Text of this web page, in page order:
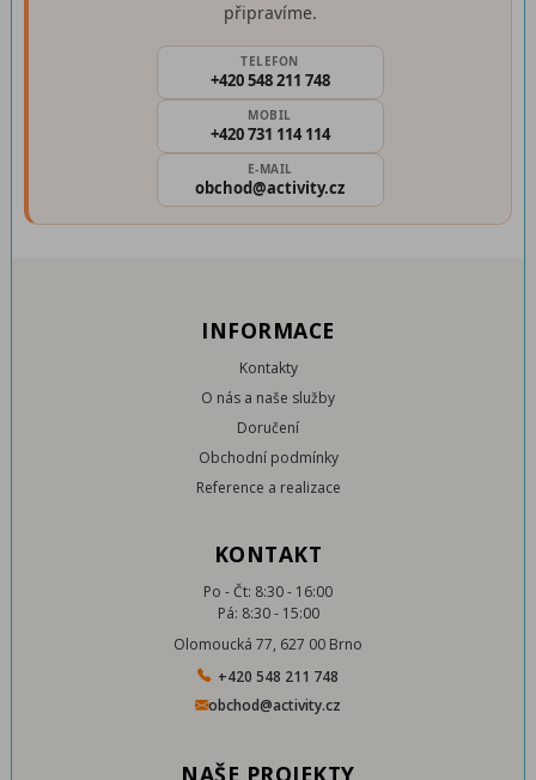
připravíme.
TELEFON
+420 548 211 748
MOBIL
+420 731 114 114
E-MAIL
obchod@activity.cz
INFORMACE
Kontakty
O nás a naše služby
Doručení
Obchodní podmínky
Reference a realizace
KONTAKT
Po - Čt: 8:30 - 16:00
Pá: 8:30 - 15:00
Olomoucká 77, 627 00 Brno
+420 548 211 748
obchod@activity.cz
NAŠE PROJEKTY